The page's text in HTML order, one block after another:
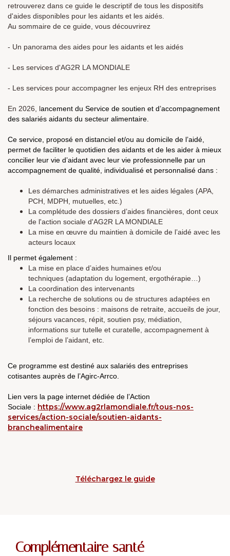
retrouverez dans ce guide le descriptif de tous les dispositifs
d'aides disponibles pour les aidants et les aidés.
Au sommaire de ce guide, vous découvrirez
- Un panorama des aides pour les aidants et les aidés
- Les services d'AG2R LA MONDIALE
- Les services pour accompagner les enjeux RH des entreprises
En 2026, lancement du Service de soutien et d’accompagnement
des salariés aidants du secteur alimentaire.
Ce service, proposé en distanciel et/ou au domicile de l’aidé,
permet de faciliter le quotidien des aidants et de les aider à mieux
concilier leur vie d’aidant avec leur vie professionnelle par un
accompagnement de qualité, individualisé et personnalisé dans :
Les démarches administratives et les aides légales (APA,
PCH, MDPH, mutuelles, etc.)
La complétude des dossiers d’aides financières, dont ceux
de l'action sociale d'AG2R LA MONDIALE
La mise en œuvre du maintien à domicile de l’aidé avec les
acteurs locaux
Il permet également :
La mise en place d’aides humaines et/ou
techniques (adaptation du logement, ergothérapie…)
La coordination des intervenants
La recherche de solutions ou de structures adaptées en
fonction des besoins : maisons de retraite, accueils de jour,
séjours vacances, répit, soutien psy, médiation,
informations sur tutelle et curatelle, accompagnement à
l’emploi de l’aidant, etc.
Ce programme est destiné aux salariés des entreprises
cotisantes auprès de l’Agirc-Arrco.
Lien vers la page internet dédiée de l’Action
Sociale : https://www.ag2rlamondiale.fr/tous-nos-
services/action-sociale/soutien-aidants-
branchealimentaire
Téléchargez le guide
Complémentaire santé